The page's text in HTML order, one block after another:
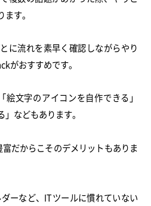
す。
に流れを素早く確認しながらやり
がおすすめです。
文字のアイコンを自作できる」
」などもあります。
だからこそのデメリットもありま
ーなど、ITツールに慣れていない